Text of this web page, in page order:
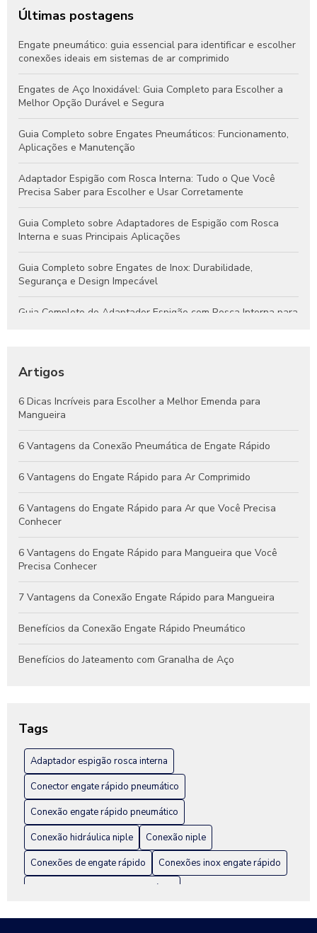
Últimas postagens
Engate pneumático: guia essencial para identificar e escolher
conexões ideais em sistemas de ar comprimido
Engates de Aço Inoxidável: Guia Completo para Escolher a
Melhor Opção Durável e Segura
Guia Completo sobre Engates Pneumáticos: Funcionamento,
Aplicações e Manutenção
Adaptador Espigão com Rosca Interna: Tudo o Que Você
Precisa Saber para Escolher e Usar Corretamente
Guia Completo sobre Adaptadores de Espigão com Rosca
Interna e suas Principais Aplicações
Guia Completo sobre Engates de Inox: Durabilidade,
Segurança e Design Impecável
Guia Completo do Adaptador Espigão com Rosca Interna para
Eficientes e Confiáveis
Engates Pneumáticos: Vantagens, Aplicações e Dicas para
Escolher o Melhor Modelo
Guia Completo de Engates Pneumáticos: Benefícios, Usos e
Dicas de Manutenção
Artigos
6 Dicas Incríveis para Escolher a Melhor Emenda para
Mangueira
6 Vantagens da Conexão Pneumática de Engate Rápido
6 Vantagens do Engate Rápido para Ar Comprimido
6 Vantagens do Engate Rápido para Ar que Você Precisa
Conhecer
6 Vantagens do Engate Rápido para Mangueira que Você
Precisa Conhecer
7 Vantagens da Conexão Engate Rápido para Mangueira
Benefícios da Conexão Engate Rápido Pneumático
Benefícios do Jateamento com Granalha de Aço
Como Escolher a Conexão Hidráulica Niple Ideal para Seu
Projeto
Como Escolher a Melhor Conexão Engate Rápido em Inox
para Seu Projeto
Como escolher a melhor fábrica de engate rápido hidráulico
Como Escolher Conexão Engate Rápido em Inox para Sua
Instalação
Como Escolher Conexões Inox Engate Rápido para sua
Tags
Adaptador espigão rosca interna
Conector engate rápido pneumático
Conexão engate rápido pneumático
Conexão hidráulica niple
Conexão niple
Conexões de engate rápido
Conexões inox engate rápido
Distribuidor de engate pneumático